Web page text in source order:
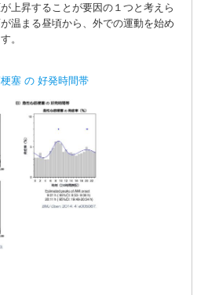
上昇することが要因の１つと考えら
温まる昼頃から、外での運動を始め
。
塞 の 好発時間帯